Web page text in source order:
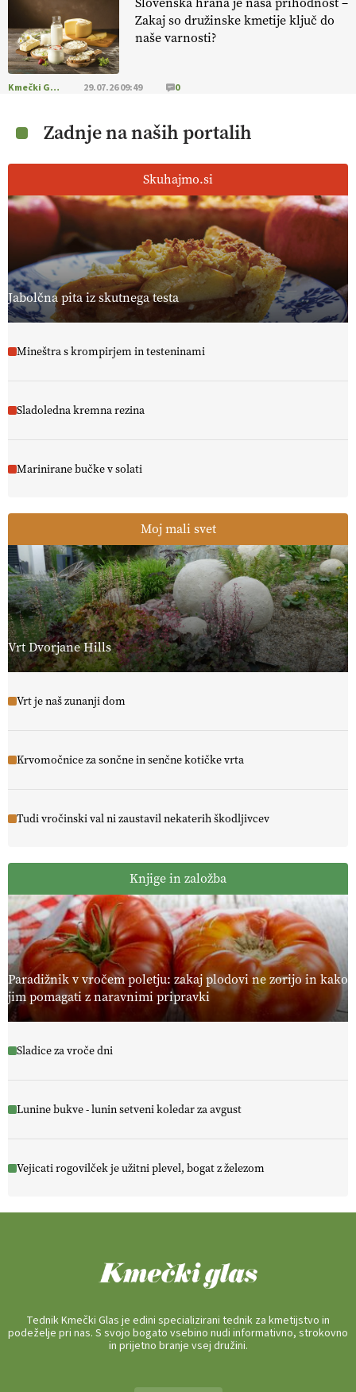
Zakaj so družinske kmetije ključ do
naše varnosti?
Kmečki Glas 29.07.26 09:49 0
Zadnje na naših portalih
Skuhajmo.si
Jabolčna pita iz skutnega testa
Mineštra s krompirjem in testeninami
Sladoledna kremna rezina
Marinirane bučke v solati
Moj mali svet
Vrt Dvorjane Hills
Vrt je naš zunanji dom
Krvomočnice za sončne in senčne kotičke vrta
Tudi vročinski val ni zaustavil nekaterih škodljivcev
Knjige in založba
Paradižnik v vročem poletju: zakaj plodovi ne zorijo in kako
jim pomagati z naravnimi pripravki
Sladice za vroče dni
Lunine bukve - lunin setveni koledar za avgust
Vejicati rogovilček je užitni plevel, bogat z železom
Tednik Kmečki Glas je edini specializirani tednik za kmetijstvo in
podeželje pri nas. S svojo bogato vsebino nudi informativno, strokovno
in prijetno branje vsej družini.